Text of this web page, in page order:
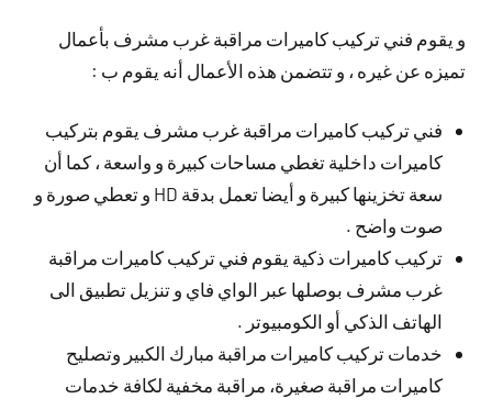
و يقوم فني تركيب كاميرات مراقبة غرب مشرف بأعمال
تميزه عن غيره ، و تتضمن هذه الأعمال أنه يقوم ب :
فني تركيب كاميرات مراقبة غرب مشرف يقوم بتركيب
كاميرات داخلية تغطي مساحات كبيرة و واسعة ، كما أن
سعة تخزينها كبيرة و أيضا تعمل بدقة HD و تعطي صورة و
صوت واضح .
تركيب كاميرات ذكية يقوم فني تركيب كاميرات مراقبة
غرب مشرف بوصلها عبر الواي فاي و تنزيل تطبيق الى
الهاتف الذكي أو الكومبيوتر .
خدمات تركيب كاميرات مراقبة مبارك الكبير وتصليح
كاميرات مراقبة صغيرة، مراقبة مخفية لكافة خدمات